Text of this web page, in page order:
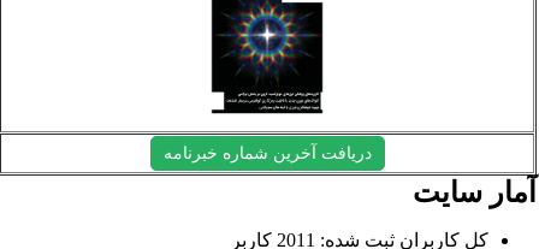
دریافت آخرین شماره خبرنامه
سایت
کل کاربران ثبت شده: 2011 کاربر